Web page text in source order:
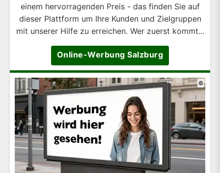
einem hervorragenden Preis - das finden Sie auf
dieser Plattform um Ihre Kunden und Zielgruppen
mit unserer Hilfe zu erreichen. Wer zuerst kommt...
Online-Werbung Salzburg
©